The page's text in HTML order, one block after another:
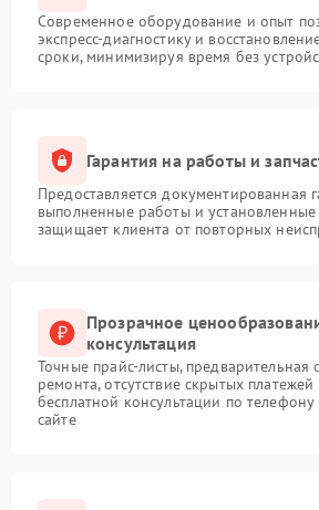
Современное оборудование и опыт
экспресс-диагностику и
сроки, минимизируя время без
Гарантия на работы и
Предоставляется документированная
выполненные работы и установленные
защищает клиента от повторных
Прозрачное
консультация
Точные прайс-листы, предварительная
ремонта, отсутствие скрытых
бесплатной консультации по
сайте